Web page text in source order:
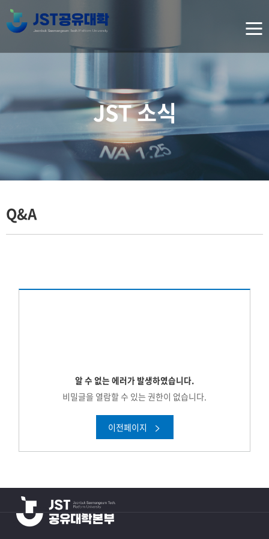
JST 소식
Q&A
알 수 없는 에러가 발생하였습니다.
비밀글을 열람할 수 있는 권한이 없습니다.
이전페이지